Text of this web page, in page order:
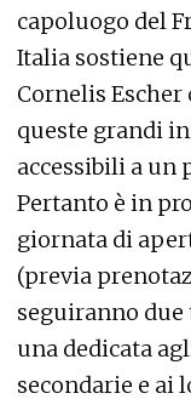
capoluogo del
Italia sostiene
Cornelis Escher
queste grandi
accessibili a un
Pertanto è in
giornata di
(previa
seguiranno due
una dedicata
secondarie e ai